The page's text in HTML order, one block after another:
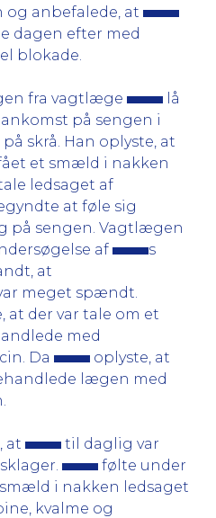
anbefalede, at
dagen efter med
blokade.
fra vagtlæge
lå
på sengen i
skrå. Han oplyste, at
et smæld i nakken
ledsaget af
at føle sig
på sengen. Vagtlægen
af
s
at
meget spændt.
der var tale om et
med
Da
oplyste, at
lægen med
at
til daglig var
følte under
i nakken ledsaget
kvalme og